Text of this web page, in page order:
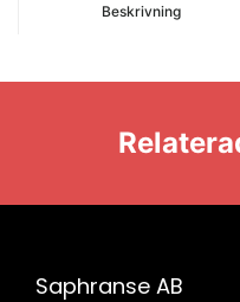
Beskrivning
Saphranse AB